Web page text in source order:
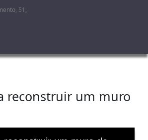
principal
51,
reconstruir um muro
formats